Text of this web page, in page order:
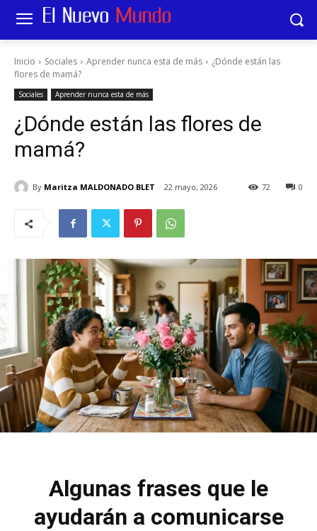
Inicio Sociales Aprender nunca esta de más
¿Dónde están las
flores de mamá?
Sociales Aprender nunca esta de más
¿Dónde están las flores de
mamá?
By Maritza MALDONADO BLET 22 mayo, 2026 0
72
Algunas frases que le
ayudarán a comunicarse